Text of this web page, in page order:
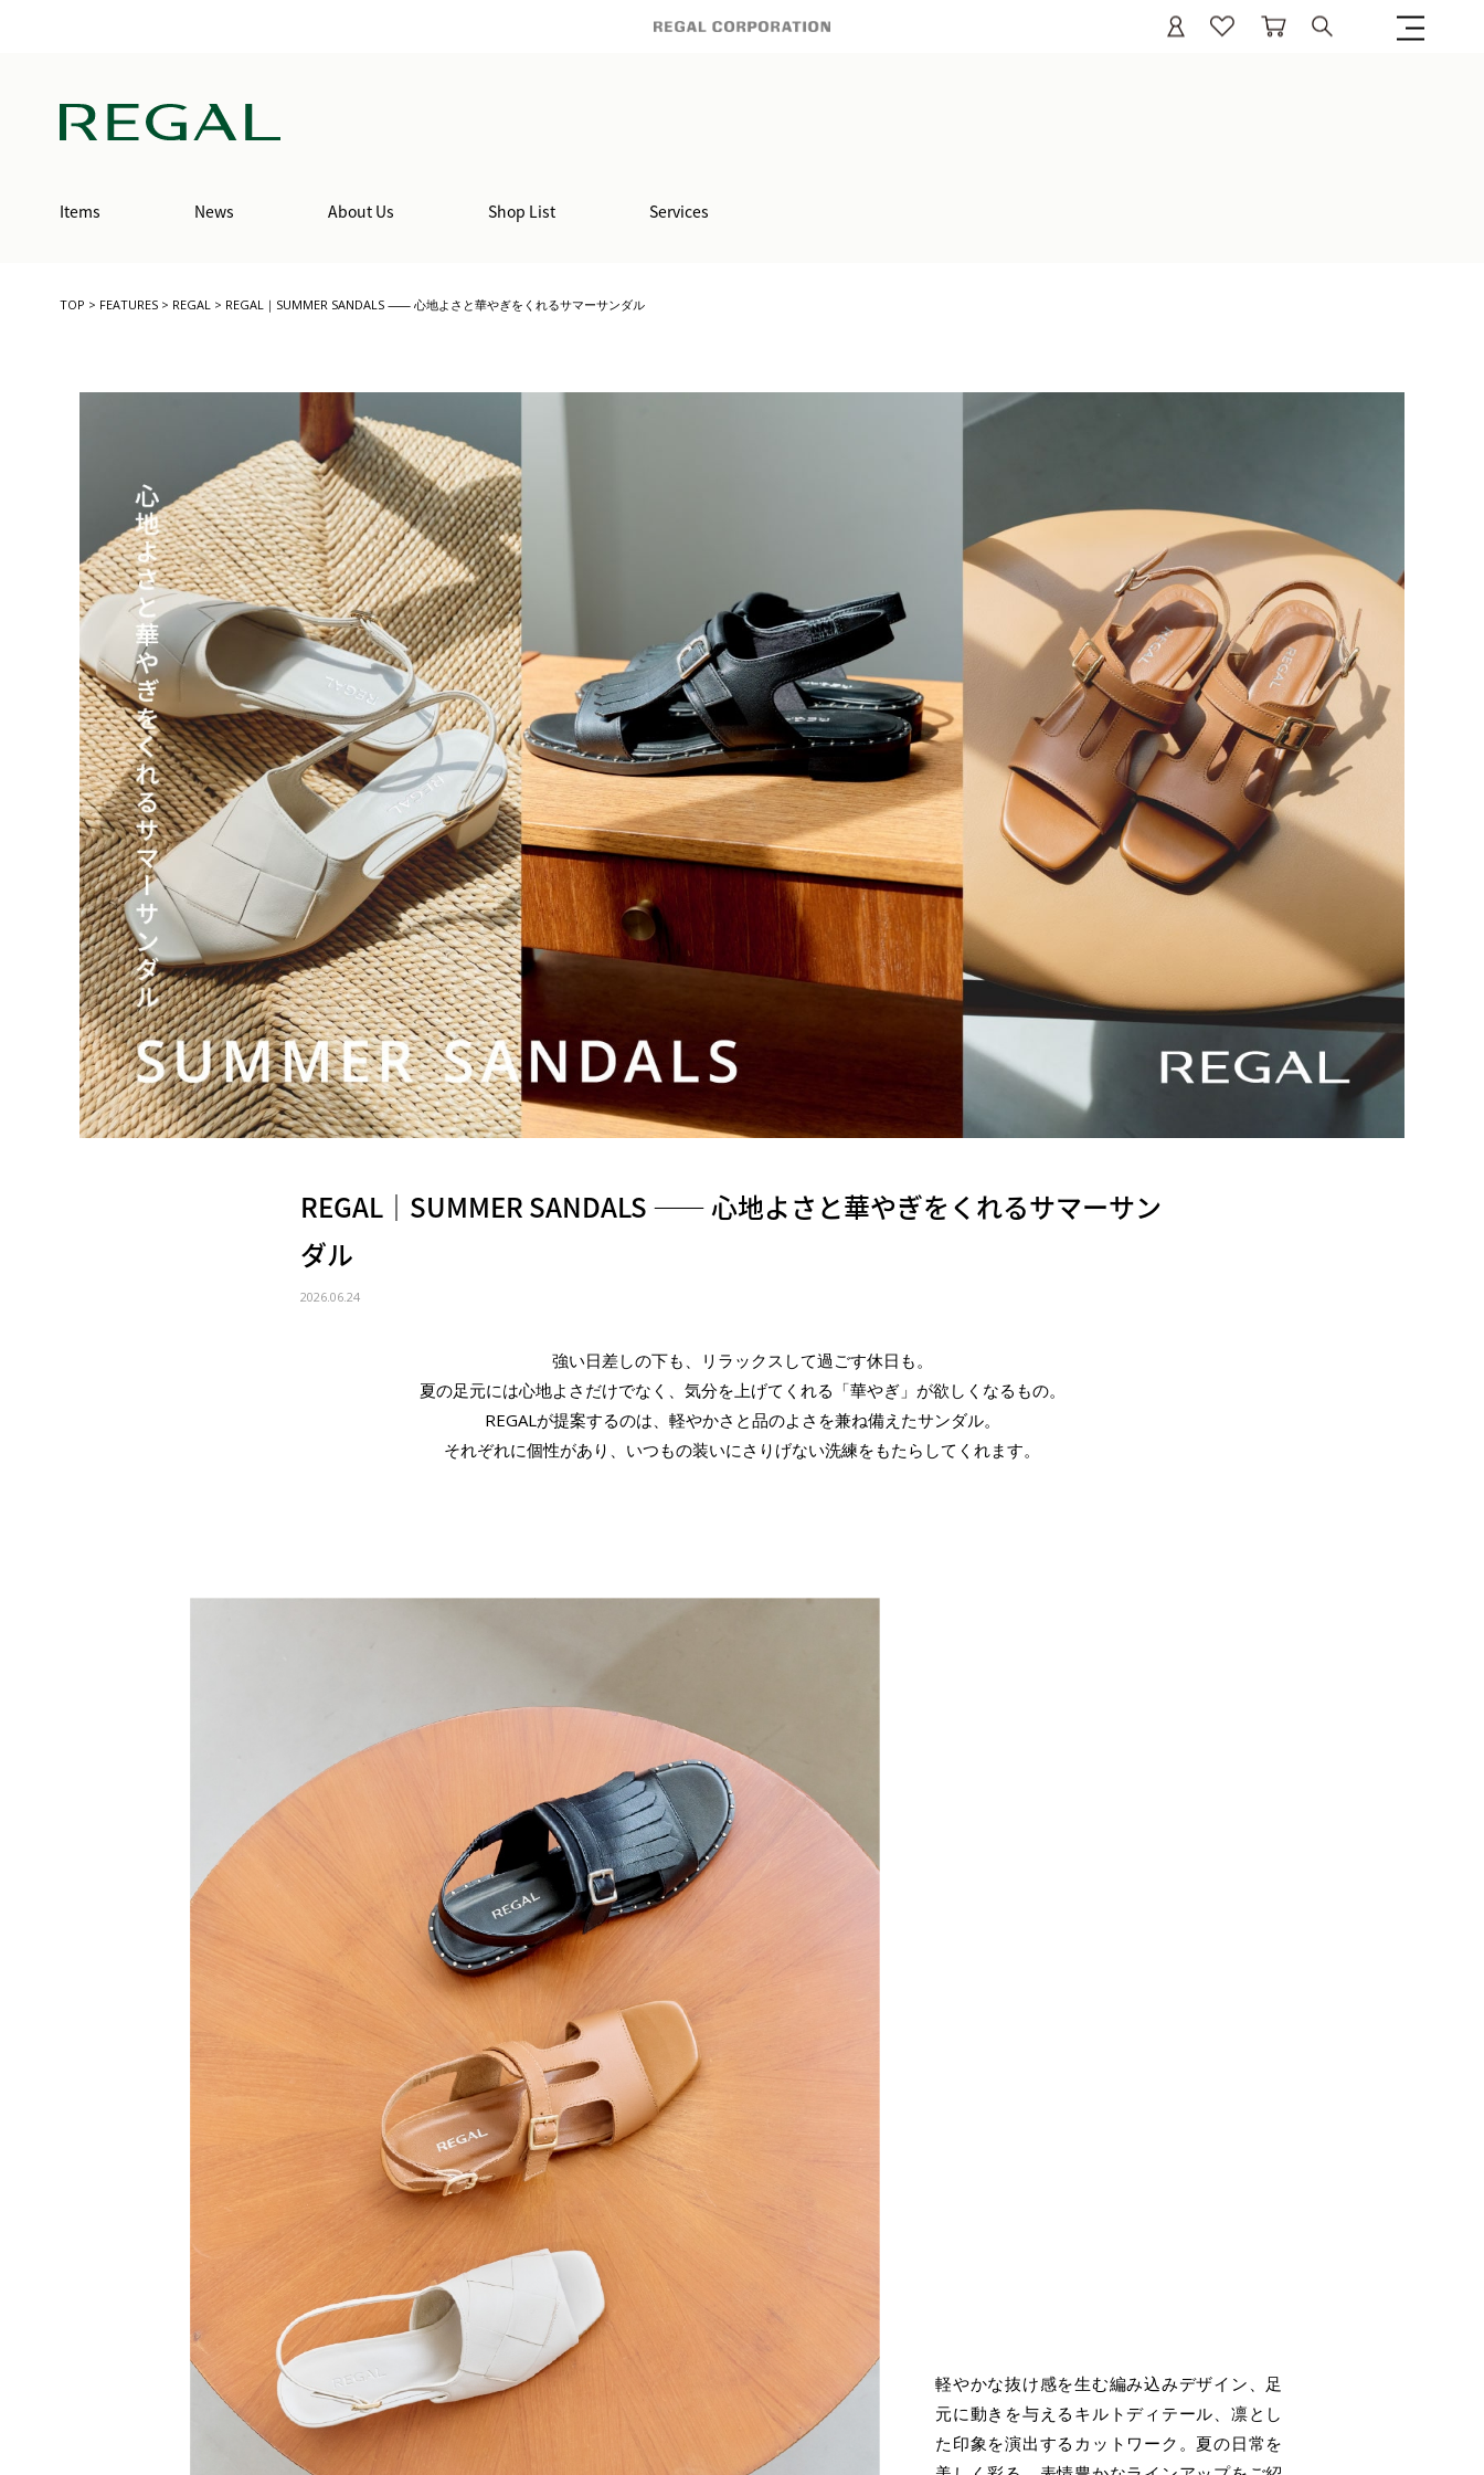
Items News About Us Shop List Services
TOP > FEATURES > REGAL > REGAL｜SUMMER SANDALS ⸺ 心地よさと華やぎをくれるサマーサンダル
REGAL｜SUMMER SANDALS ⸺ 心地よさと華やぎをくれるサマーサン
ダル
2026.06.24
強い日差しの下も、リラックスして過ごす休日も。
夏の足元には心地よさだけでなく、気分を上げてくれる「華やぎ」が欲しくなるもの。
REGALが提案するのは、軽やかさと品のよさを兼ね備えたサンダル。
それぞれに個性があり、いつもの装いにさりげない洗練をもたらしてくれます。
軽やかな抜け感を生む編み込みデザイン、足
元に動きを与えるキルトディテール、凛とし
た印象を演出するカットワーク。夏の日常を